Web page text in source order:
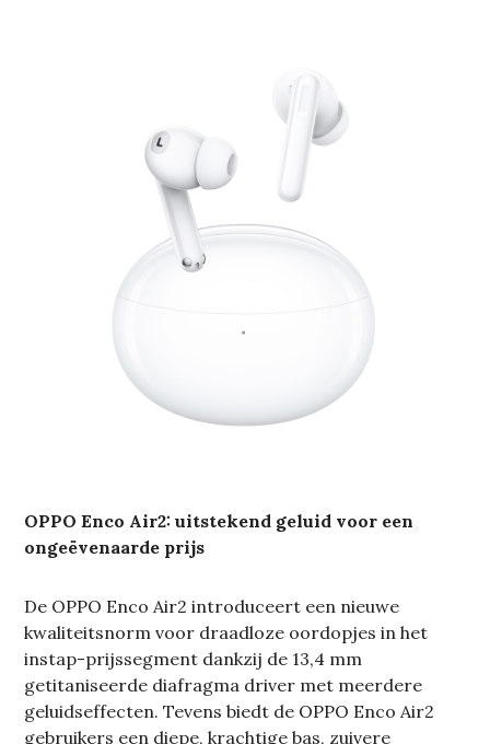
OPPO Enco Air2: uitstekend geluid voor een
ongeëvenaarde prijs
De OPPO Enco Air2 introduceert een nieuwe
kwaliteitsnorm voor draadloze oordopjes in het
instap-prijssegment dankzij de 13,4 mm
getitaniseerde diafragma driver met meerdere
geluidseffecten. Tevens biedt de OPPO Enco Air2
gebruikers een diepe, krachtige bas, zuivere